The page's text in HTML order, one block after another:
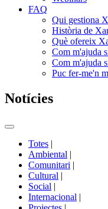
FAQ
Qui gestiona
Història de
Què ofereix
Com m'ajuda
Com m'ajuda
Puc fer-me'n
Notícies
Commutador
portals
Totes |
Ambiental |
Comunitari |
Cultural |
Social |
Internacional |